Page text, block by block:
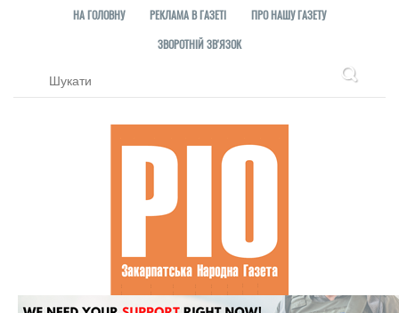
НА ГОЛОВНУ РЕКЛАМА В ГАЗЕТІ
ПРО НАШУ ГАЗЕТУ
ЗВОРОТНІЙ ЗВ'ЯЗОК